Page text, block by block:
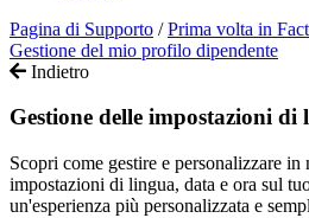
Pagina di Supporto / Prima volta in
Gestione del mio profilo dipendente
Indietro
Gestione delle impostazioni di
Scopri come gestire e personalizzare in
impostazioni di lingua, data e ora sul
un'esperienza più personalizzata e